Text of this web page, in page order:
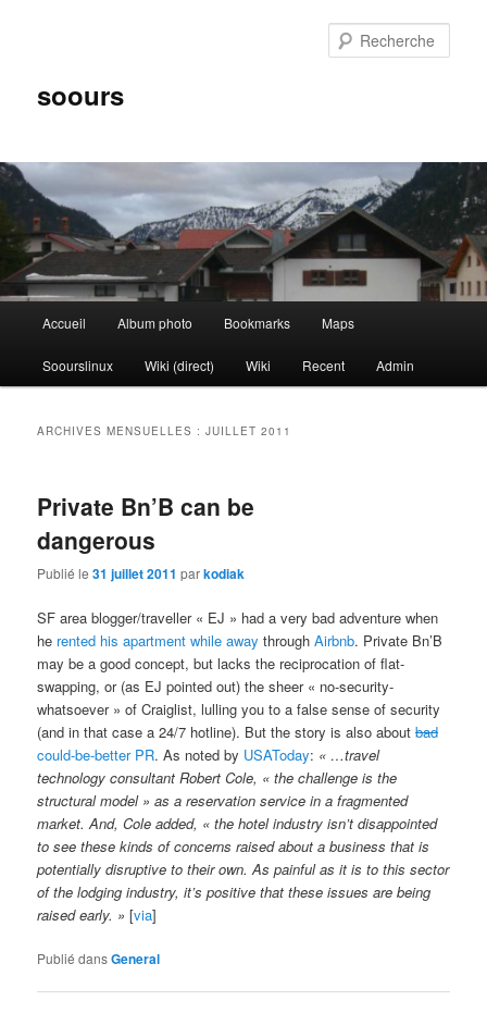
soours
Accueil Album photo Bookmarks Maps
Soourslinux Wiki (direct) Wiki Recent Admin
ARCHIVES MENSUELLES :JUILLET 2011
Private Bn’B can be
dangerous
Publié le31 juillet 2011 parkodiak
SF area blogger/traveller « EJ » had a very bad adventure when
he rented his apartment while away throughAirbnb. Private Bn’B
may be a good concept, but lacks the reciprocation of flat-
swapping, or (as EJ pointed out) the sheer « no-security-
whatsoever » of Craiglist, lulling you to a false sense of security
(and in that case a 24/7 hotline). But the story is also aboutbad
could-be-better PR. As noted by USAToday: « …travel
technology consultant Robert Cole, « the challenge is the
structural model » as a reservation service in a fragmented
market. And, Cole added, « the hotel industry isn’t disappointed
to see these kinds of concerns raised about a business that is
potentially disruptive to their own. As painful as it is to this sector
of the lodging industry, it’s positive that these issues are being
raised early. » [via]
Publié dansGeneral